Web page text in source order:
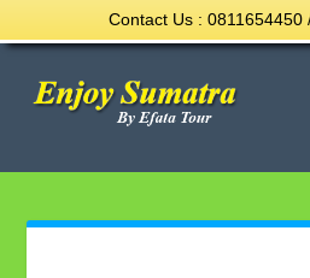
Contact Us : 0811654450